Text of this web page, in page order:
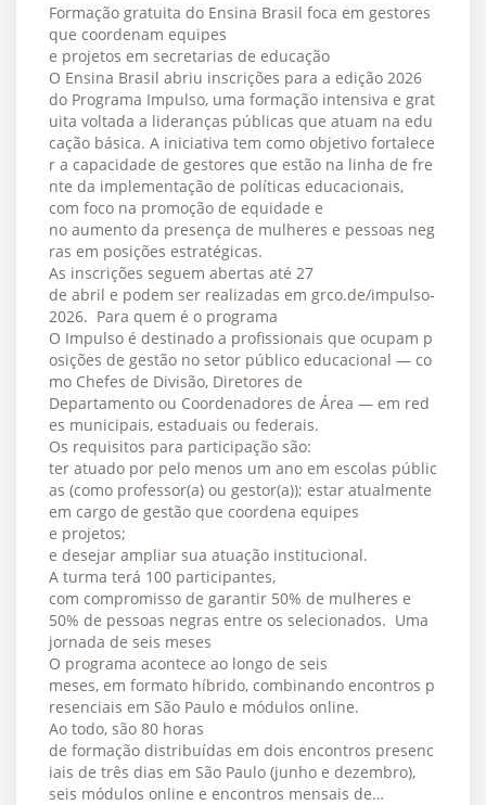
Formação gratuita do Ensina Brasil foca em gestores
que coordenam equipes
e projetos em secretarias de educação
O Ensina Brasil abriu inscrições para a edição 2026
do Programa Impulso, uma formação intensiva e grat
uita voltada a lideranças públicas que atuam na edu
cação básica. A iniciativa tem como objetivo fortalece
r a capacidade de gestores que estão na linha de fre
nte da implementação de políticas educacionais,
com foco na promoção de equidade e
no aumento da presença de mulheres e pessoas neg
ras em posições estratégicas.
As inscrições seguem abertas até 27
de abril e podem ser realizadas em grco.de/impulso-
2026. Para quem é o programa
O Impulso é destinado a profissionais que ocupam p
osições de gestão no setor público educacional — co
mo Chefes de Divisão, Diretores de
Departamento ou Coordenadores de Área — em red
es municipais, estaduais ou federais.
Os requisitos para participação são:
ter atuado por pelo menos um ano em escolas públic
as (como professor(a) ou gestor(a)); estar atualmente
em cargo de gestão que coordena equipes
e projetos;
e desejar ampliar sua atuação institucional.
A turma terá 100 participantes,
com compromisso de garantir 50% de mulheres e
50% de pessoas negras entre os selecionados. Uma
jornada de seis meses
O programa acontece ao longo de seis
meses, em formato híbrido, combinando encontros p
resenciais em São Paulo e módulos online.
Ao todo, são 80 horas
de formação distribuídas em dois encontros presenc
iais de três dias em São Paulo (junho e dezembro),
seis módulos online e encontros mensais de…